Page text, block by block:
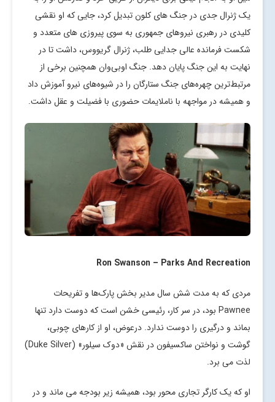
یک ژنرال جدی در جنگ های کلون تبدیل کرد، جایی که او نقشی
کلیدی در رهبری نیروهای جمهوری به سوی پیروزی های متعدد و
شکست فرمانده عالی جدایی طلب، ژنرال گریووس، داشت تا در
نهایت به این جنگ پایان دهد. جنگ اوبی‌وان همچنین برخی از
مرتبط‌ترین چهره‌های جنگ ستارگان را در شیوه‌های نیرو آموزش داد
و همیشه در مواجهه با ناملایمات حضوری با فضیلت و عقل داشت.
Ron Swanson – Parks And Recreation
مردی که به مدت شش سال مدیر بخش پارک‌ها و تفریحات
Pawnee بود، در سر کار، رئیسی خشن است که دوست دارد تنها
بماند و درگیری را دوست ندارد. درعوض، او از کارهای چوبی،
گوشت و نواختن ساکسیفون در نقش «دوک سیلور» (Duke Silver)
لذت می برد.
او که یک کارگر تجاری محور بود، همیشه زیر بودجه می ماند و در